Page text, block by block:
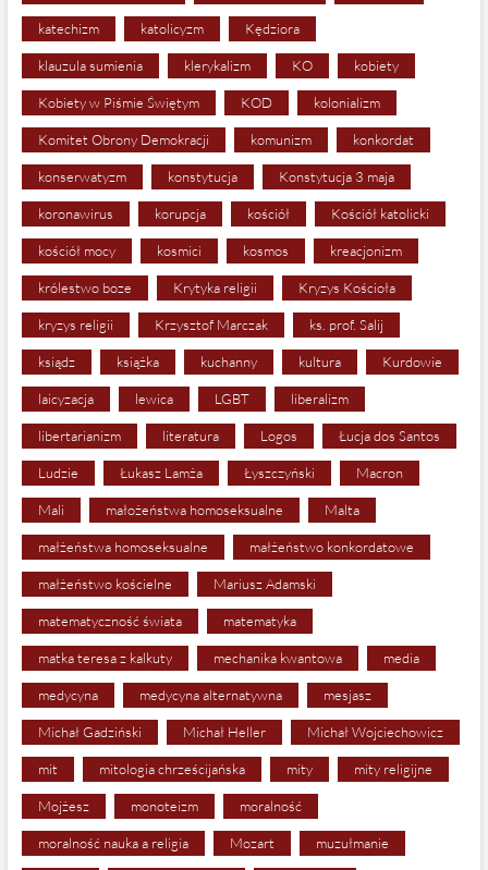
katechizm katolicyzm Kędziora
klauzula sumienia klerykalizm KO kobiety
Kobiety w Piśmie Świętym KOD kolonializm
Komitet Obrony Demokracji komunizm konkordat
konserwatyzm konstytucja Konstytucja 3 maja
koronawirus korupcja kościół Kościół katolicki
kościół mocy kosmici kosmos kreacjonizm
królestwo boze Krytyka religii Kryzys Kościoła
kryzys religii Krzysztof Marczak ks. prof. Salij
ksiądz książka kuchanny kultura Kurdowie
laicyzacja lewica LGBT liberalizm
libertarianizm literatura Logos Łucja dos Santos
Ludzie Łukasz Lamża Łyszczyński Macron
Mali małożeństwa homoseksualne Malta
małżeństwa homoseksualne małżeństwo konkordatowe
małżeństwo kościelne Mariusz Adamski
matematyczność świata matematyka
matka teresa z kalkuty mechanika kwantowa media
medycyna medycyna alternatywna mesjasz
Michał Gadziński Michał Heller Michał Wojciechowicz
mit mitologia chrześcijańska mity mity religijne
Mojżesz monoteizm moralność
moralność nauka a religia Mozart muzułmanie